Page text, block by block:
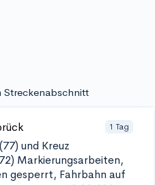
Streckenabschnitt
1 Tag
und Kreuz
Markierungsarbeiten,
gesperrt, Fahrbahn auf